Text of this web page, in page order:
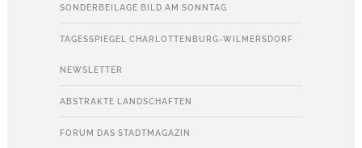
SONDERBEILAGE BILD AM SONNTAG
TAGESSPIEGEL CHARLOTTENBURG-WILMERSDORF
NEWSLETTER
ABSTRAKTE LANDSCHAFTEN
FORUM DAS STADTMAGAZIN